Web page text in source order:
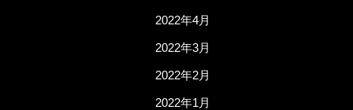
2022年4月
2022年3月
2022年2月
2022年1月